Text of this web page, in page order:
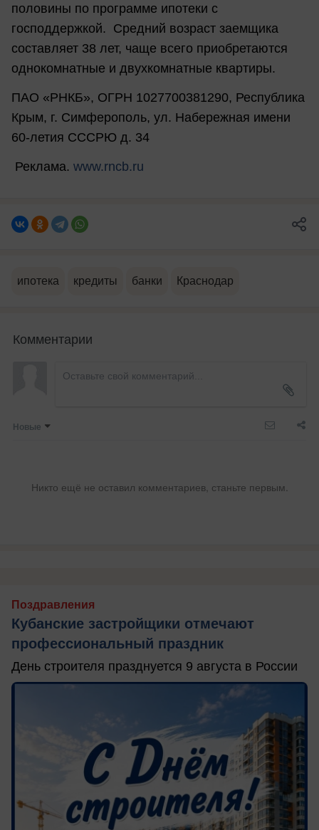
половины по программе ипотеки с
господдержкой. Средний возраст заемщика
составляет 38 лет, чаще всего приобретаются
однокомнатные и двухкомнатные квартиры.
ПАО «РНКБ», ОГРН 1027700381290, Республика
Крым, г. Симферополь, ул. Набережная имени
60-летия СССРЮ д. 34
Реклама. www.rncb.ru
ипотека кредиты банки Краснодар
Комментарии
Новые
Никто ещё не оставил комментариев, станьте первым.
Поздравления
Кубанские застройщики отмечают
профессиональный праздник
День строителя празднуется 9 августа в России